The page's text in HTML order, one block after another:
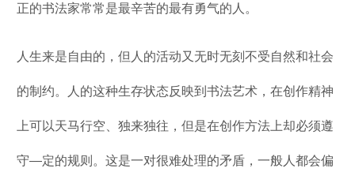
正的书法家常常是最辛苦的最有勇气的人。
人生来是自由的，但人的活动又无时无刻不受自然和社会
的制约。人的这种生存状态反映到书法艺术，在创作精神
上可以天马行空、独来独往，但是在创作方法上却必须遵
守—定的规则。这是一对很难处理的矛盾，一般人都会偏